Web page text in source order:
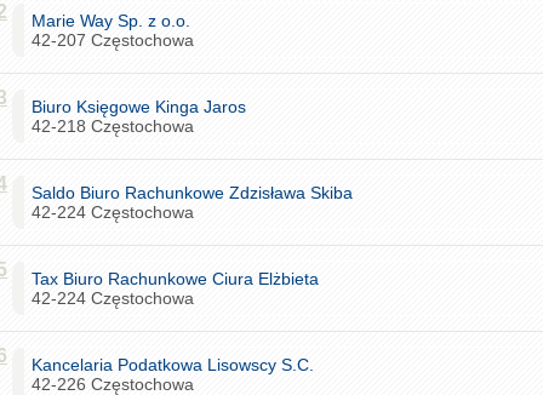
Marie Way Sp. z o.o.
42-207 Częstochowa
Biuro Księgowe Kinga Jaros
42-218 Częstochowa
Saldo Biuro Rachunkowe Zdzisława Skiba
42-224 Częstochowa
Tax Biuro Rachunkowe Ciura Elżbieta
42-224 Częstochowa
Kancelaria Podatkowa Lisowscy S.C.
42-226 Częstochowa